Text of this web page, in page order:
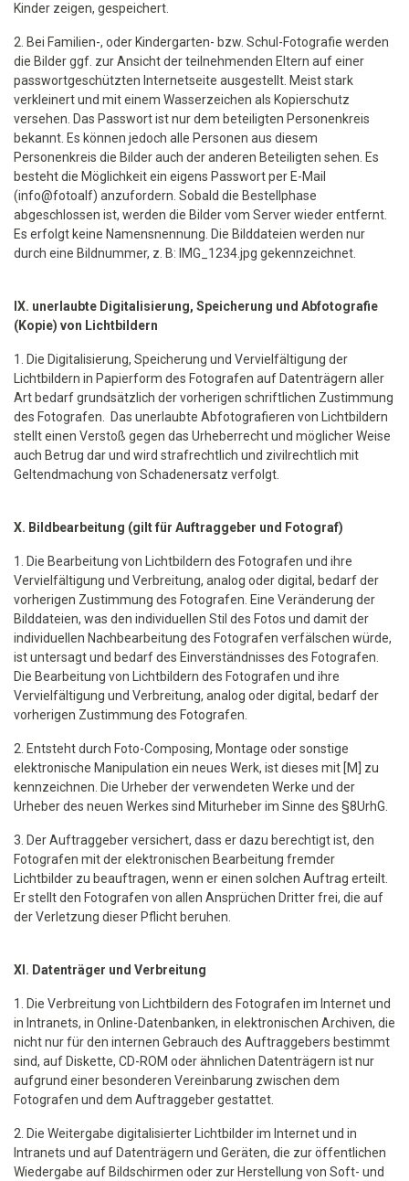
Kinder zeigen, gespeichert.
2. Bei Familien-, oder Kindergarten- bzw. Schul-Fotografie werden
die Bilder ggf. zur Ansicht der teilnehmenden Eltern auf einer
passwortgeschützten Internetseite ausgestellt. Meist stark
verkleinert und mit einem Wasserzeichen als Kopierschutz
versehen. Das Passwort ist nur dem beteiligten Personenkreis
bekannt. Es können jedoch alle Personen aus diesem
Personenkreis die Bilder auch der anderen Beteiligten sehen. Es
besteht die Möglichkeit ein eigens Passwort per E-Mail
(info@fotoalf) anzufordern. Sobald die Bestellphase
abgeschlossen ist, werden die Bilder vom Server wieder entfernt.
Es erfolgt keine Namensnennung. Die Bilddateien werden nur
durch eine Bildnummer, z. B: IMG_1234.jpg gekennzeichnet.
IX. unerlaubte Digitalisierung, Speicherung und Abfotografie
(Kopie) von Lichtbildern
1. Die Digitalisierung, Speicherung und Vervielfältigung der
Lichtbildern in Papierform des Fotografen auf Datenträgern aller
Art bedarf grundsätzlich der vorherigen schriftlichen Zustimmung
des Fotografen. Das unerlaubte Abfotografieren von Lichtbildern
stellt einen Verstoß gegen das Urheberrecht und möglicher Weise
auch Betrug dar und wird strafrechtlich und zivilrechtlich mit
Geltendmachung von Schadenersatz verfolgt.
X. Bildbearbeitung (gilt für Auftraggeber und Fotograf)
1. Die Bearbeitung von Lichtbildern des Fotografen und ihre
Vervielfältigung und Verbreitung, analog oder digital, bedarf der
vorherigen Zustimmung des Fotografen. Eine Veränderung der
Bilddateien, was den individuellen Stil des Fotos und damit der
individuellen Nachbearbeitung des Fotografen verfälschen würde,
ist untersagt und bedarf des Einverständnisses des Fotografen.
Die Bearbeitung von Lichtbildern des Fotografen und ihre
Vervielfältigung und Verbreitung, analog oder digital, bedarf der
vorherigen Zustimmung des Fotografen.
2. Entsteht durch Foto-Composing, Montage oder sonstige
elektronische Manipulation ein neues Werk, ist dieses mit [M] zu
kennzeichnen. Die Urheber der verwendeten Werke und der
Urheber des neuen Werkes sind Miturheber im Sinne des §8UrhG.
3. Der Auftraggeber versichert, dass er dazu berechtigt ist, den
Fotografen mit der elektronischen Bearbeitung fremder
Lichtbilder zu beauftragen, wenn er einen solchen Auftrag erteilt.
Er stellt den Fotografen von allen Ansprüchen Dritter frei, die auf
der Verletzung dieser Pflicht beruhen.
XI. Datenträger und Verbreitung
1. Die Verbreitung von Lichtbildern des Fotografen im Internet und
in Intranets, in Online-Datenbanken, in elektronischen Archiven, die
nicht nur für den internen Gebrauch des Auftraggebers bestimmt
sind, auf Diskette, CD-ROM oder ähnlichen Datenträgern ist nur
aufgrund einer besonderen Vereinbarung zwischen dem
Fotografen und dem Auftraggeber gestattet.
2. Die Weitergabe digitalisierter Lichtbilder im Internet und in
Intranets und auf Datenträgern und Geräten, die zur öffentlichen
Wiedergabe auf Bildschirmen oder zur Herstellung von Soft- und